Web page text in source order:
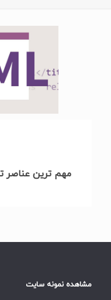
مهم ترین
مشاهده نمونه سایت